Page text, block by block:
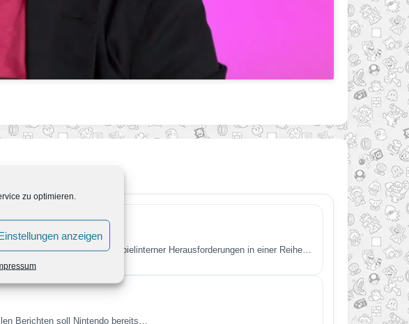
zu optimieren.
anzeigen
2 durch das Abschließen spielinterner Herausforderungen in einer Reihe…
Berichten soll Nintendo bereits…